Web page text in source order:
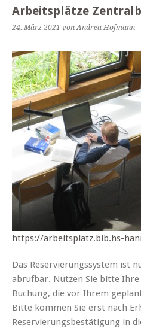
Arbeitsplätze
24. März 2021 von Andrea Hofmann
https://arbeitsplatz.bib.hs-
Das Reservierungssystem ist
abrufbar. Nutzen Sie bitte Ihre
Buchung, die vor Ihrem
Bitte kommen Sie erst nach
Reservierungsbestätigung in